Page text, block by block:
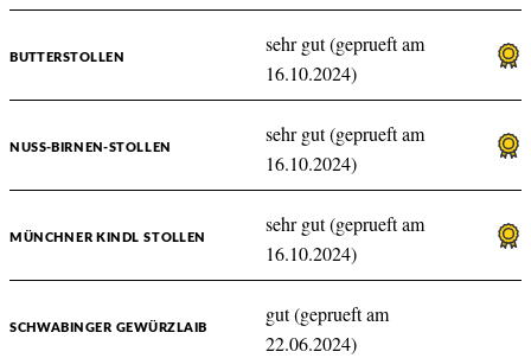
BUTTERSTOLLEN
sehr gut (geprueft am
16.10.2024)
NUSS-BIRNEN-STOLLEN
sehr gut (geprueft am
16.10.2024)
MÜNCHNER KINDL STOLLEN
sehr gut (geprueft am
16.10.2024)
SCHWABINGER GEWÜRZLAIB
gut (geprueft am
22.06.2024)